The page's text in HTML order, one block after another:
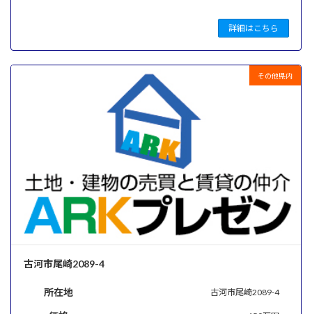
詳細はこちら
その他県内
古河市尾崎2089-4
所在地 古河市尾崎2089-4